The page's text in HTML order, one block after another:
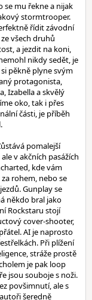
se mu řekne a nijak
stormtrooper.
řídit závodní
všech druhů
a jezdit na koni,
nikdy sedět, je
pěkně plyne svým
protagonista,
Izabella a skvělý
oko, tak i přes
části, je příběh
pomalejší
v akčních pasážích
kde vám
rohem, nebo se
Gunplay se
někdo bral jako
Rockstaru stojí
cover-shooter,
AI je naprosto
Při plížení
stráže prostě
je pak loop
jsou souboje s noži.
povšimnutí, ale s
šeredně